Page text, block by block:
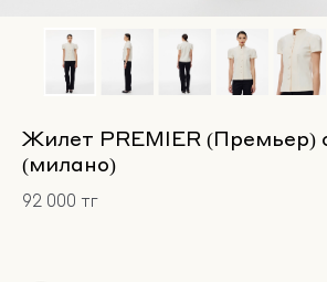
Жилет PREMIER (Премьер)
(милано)
92 000 тг